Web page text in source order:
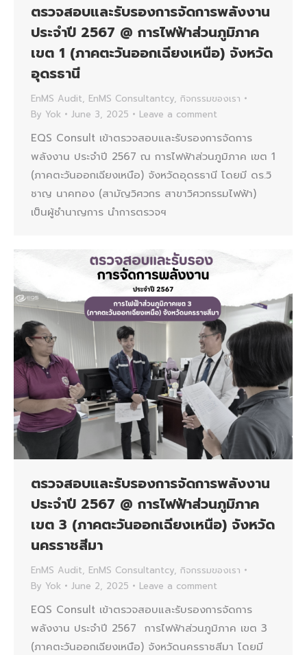
ตรวจสอบและรับรองการจัดการพลังงาน
ประจำปี 2567 @ การไฟฟ้าส่วนภูมิภาค
เขต 1 (ภาคตะวันออกเฉียงเหนือ) จังหวัด
อุดรธานี
EnMS Audit, EnMS Consultantcy, กิจกรรมของเรา
By Yok June 3, 2025 Leave a comment
EQS Consult เข้าตรวจสอบและรับรองการจัดการ
พลังงาน ประจำปี 2567 ณ การไฟฟ้าส่วนภูมิภาค เขต 1
(ภาคตะวันออกเฉียงเหนือ) จังหวัดอุดรธานี โดยมี ดร.วิ
ชาญ นาคทอง (สามัญวิศวกร สาขาวิศวกรรมไฟฟ้า)
เป็นผู้ชำนาญการ นำการตรวจฯ
ตรวจสอบและรับรองการจัดการพลังงาน
ประจำปี 2567 @ การไฟฟ้าส่วนภูมิภาค
เขต 3 (ภาคตะวันออกเฉียงเหนือ) จังหวัด
นครราชสีมา
EnMS Audit, EnMS Consultantcy, กิจกรรมของเรา
By Yok June 2, 2025 Leave a comment
EQS Consult เข้าตรวจสอบและรับรองการจัดการ
พลังงาน ประจำปี 2567 การไฟฟ้าส่วนภูมิภาค เขต 3
(ภาคตะวันออกเฉียงเหนือ) จังหวัดนครราชสีมา โดยมี